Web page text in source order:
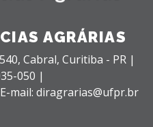
AGRÁRIAS
Cabral, Curitiba - PR |
050 |
mail: diragrarias@ufpr.br